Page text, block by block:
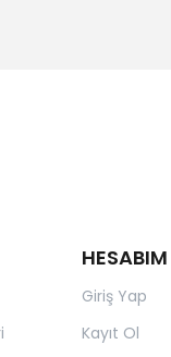
HESABIM
Giriş Yap
Kayıt Ol